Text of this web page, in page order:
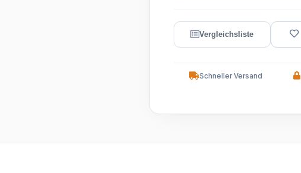
Schneller Versand